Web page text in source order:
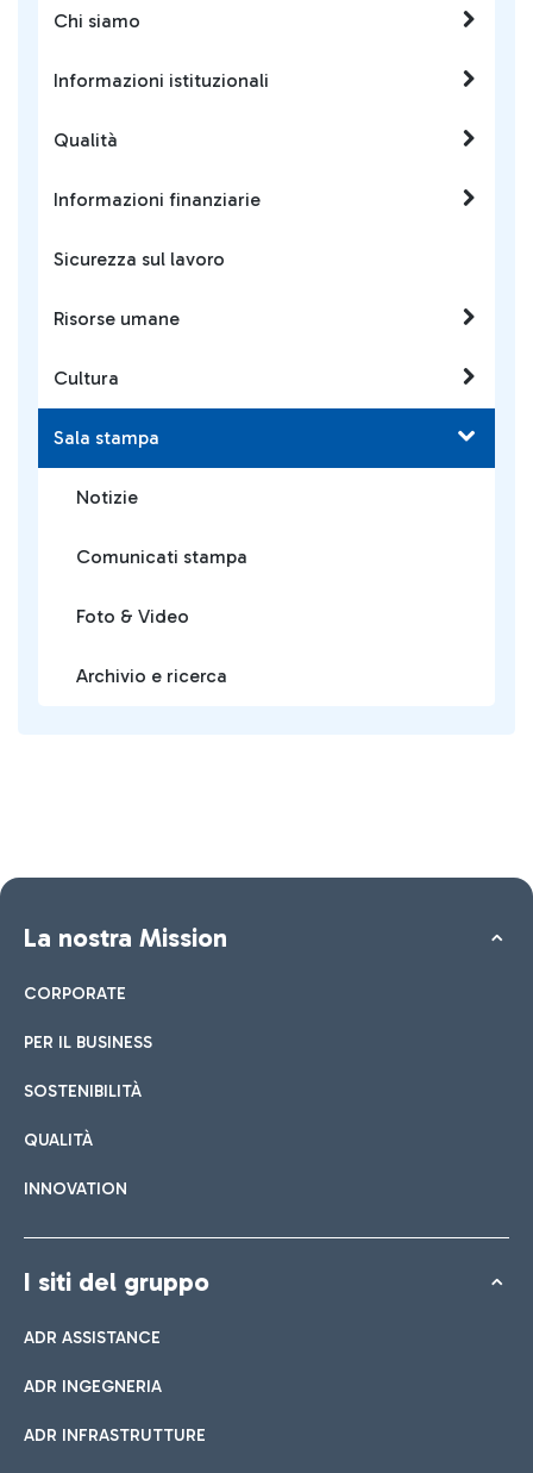
Chi siamo
Informazioni istituzionali
Qualità
Informazioni finanziarie
Sicurezza sul lavoro
Risorse umane
Cultura
Sala stampa
Notizie
Comunicati stampa
Foto & Video
Archivio e ricerca
La nostra Mission
CORPORATE
PER IL BUSINESS
SOSTENIBILITÀ
QUALITÀ
INNOVATION
I siti del gruppo
ADR ASSISTANCE
ADR INGEGNERIA
ADR INFRASTRUTTURE